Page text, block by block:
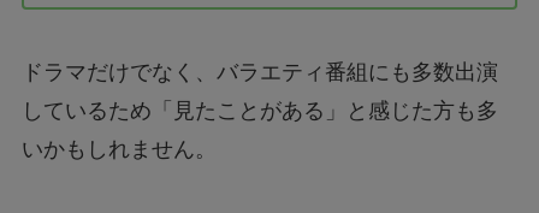
ドラマだけでなく、バラエティ番組にも多数出演
しているため「見たことがある」と感じた方も多
いかもしれません。